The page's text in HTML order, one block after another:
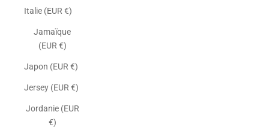
Italie (EUR €)
Jamaïque
(EUR €)
Japon (EUR €)
Jersey (EUR €)
Jordanie (EUR
€)